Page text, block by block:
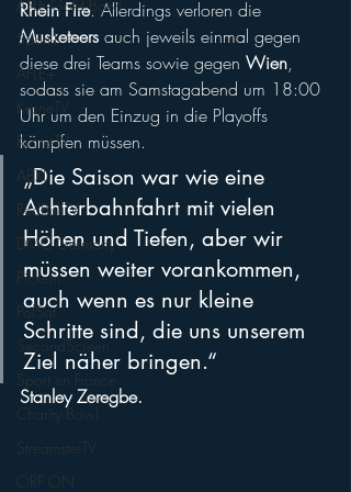
AFLE Gold Bowl
Sport1
AFLE+
KroneTV
KroneTV
ABXLI
RedBullTV
DMC Germany
Pickem
PolSat
SecondScreen
Sport en France
Charity Bowl
StreamsterTV
ORF ON
Rhein Fire. Allerdings verloren die
Musketeers auch jeweils einmal gegen
diese drei Teams sowie gegen Wien,
sodass sie am Samstagabend um 18:00
Uhr um den Einzug in die Playoffs
kämpfen müssen.
„Die Saison war wie eine
Achterbahnfahrt mit vielen
Höhen und Tiefen, aber wir
müssen weiter vorankommen,
auch wenn es nur kleine
Schritte sind, die uns unserem
Ziel näher bringen.“
Stanley Zeregbe.